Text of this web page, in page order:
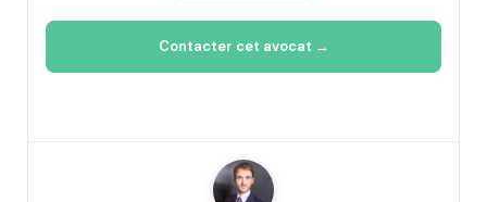
Contacter cet avocat →